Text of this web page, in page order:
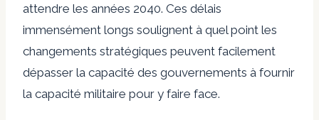
attendre les années 2040. Ces délais
immensément longs soulignent à quel point les
changements stratégiques peuvent facilement
dépasser la capacité des gouvernements à fournir
la capacité militaire pour y faire face.